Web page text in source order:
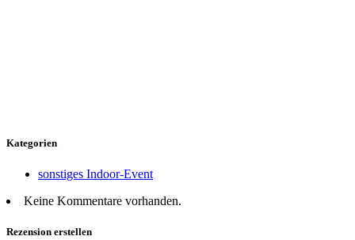
Kategorien
sonstiges Indoor-Event
Keine Kommentare vorhanden.
Rezension erstellen